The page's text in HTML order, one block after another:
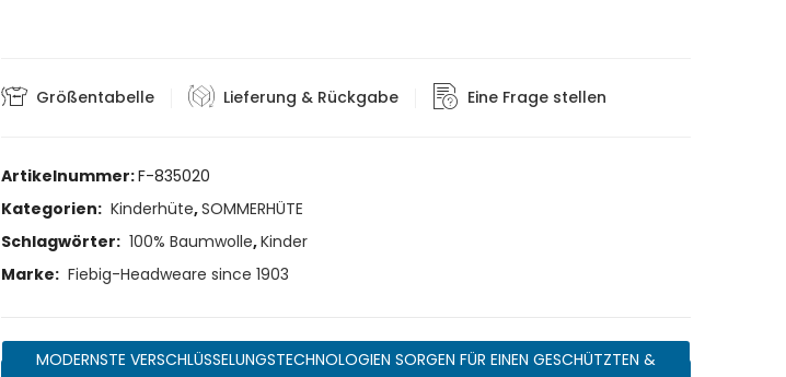
Größentabelle Lieferung & Rückgabe Eine Frage stellen
Artikelnummer:F-835020
Kategorien: Kinderhüte,SOMMERHÜTE
Schlagwörter: 100% Baumwolle,Kinder
Marke: Fiebig-Headweare since 1903
MODERNSTE VERSCHLÜSSELUNGSTECHNOLOGIEN SORGEN FÜR EINEN GESCHÜTZTEN &